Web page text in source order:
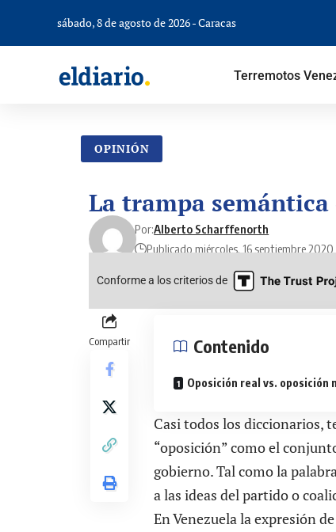
sábado, 8 de agosto de 2026 - Caracas
Terremotos
OPINIÓN
La trampa
Por:Alberto Scharffenorth
Publicado miércoles, 16 septiembre 2020
Conforme a los criterios de
Compartir Contenido
Oposición real vs. oposición
Casi todos los diccionarios,
“oposición” como el
gobierno. Tal como la
a las ideas del partido o
En Venezuela la expresión